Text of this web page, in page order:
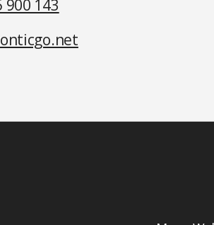
900 143